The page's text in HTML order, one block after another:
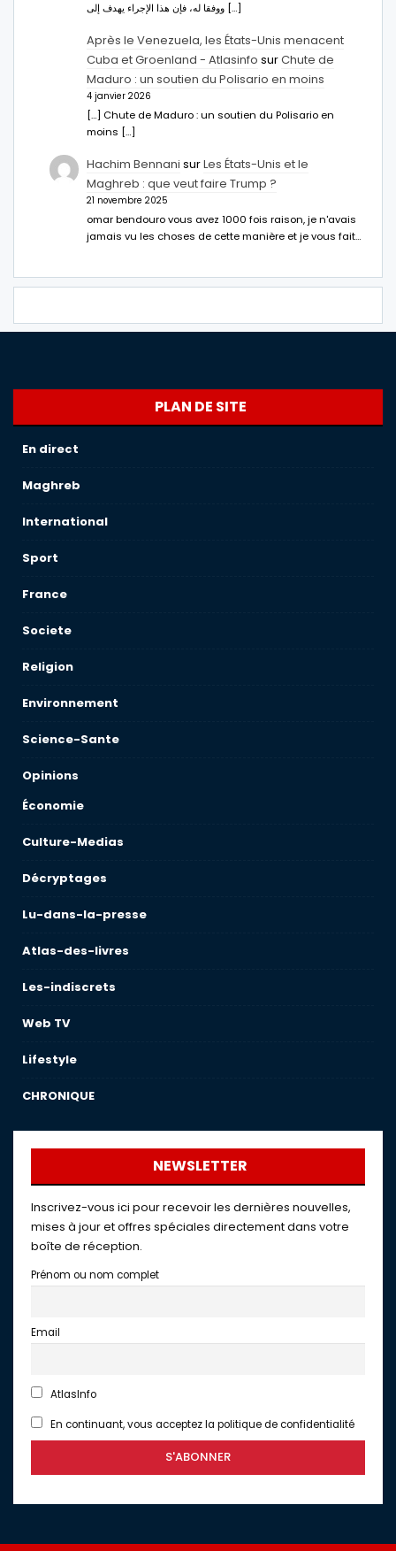
ووفقا له، فإن هذا الإجراء يهدف إلى […]
Après le Venezuela, les États-Unis menacent
Cuba et Groenland - Atlasinfo surChute de
Maduro : un soutien du Polisario en moins
4 janvier 2026
[…] Chute de Maduro : un soutien du Polisario en
moins […]
Hachim Bennani surLes États-Unis et le
Maghreb : que veut faire Trump ?
21 novembre 2025
omar bendouro vous avez 1000 fois raison, je n'avais
jamais vu les choses de cette manière et je vous fait…
PLAN DE SITE
En direct
Maghreb
International
Sport
France
Societe
Religion
Environnement
Science-Sante
Opinions
Économie
Culture-Medias
Décryptages
Lu-dans-la-presse
Atlas-des-livres
Les-indiscrets
Web TV
Lifestyle
CHRONIQUE
NEWSLETTER
Inscrivez-vous ici pour recevoir les dernières nouvelles,
mises à jour et offres spéciales directement dans votre
boîte de réception.
Prénom ou nom complet
Email
AtlasInfo
En continuant, vous acceptez la politique de confidentialité